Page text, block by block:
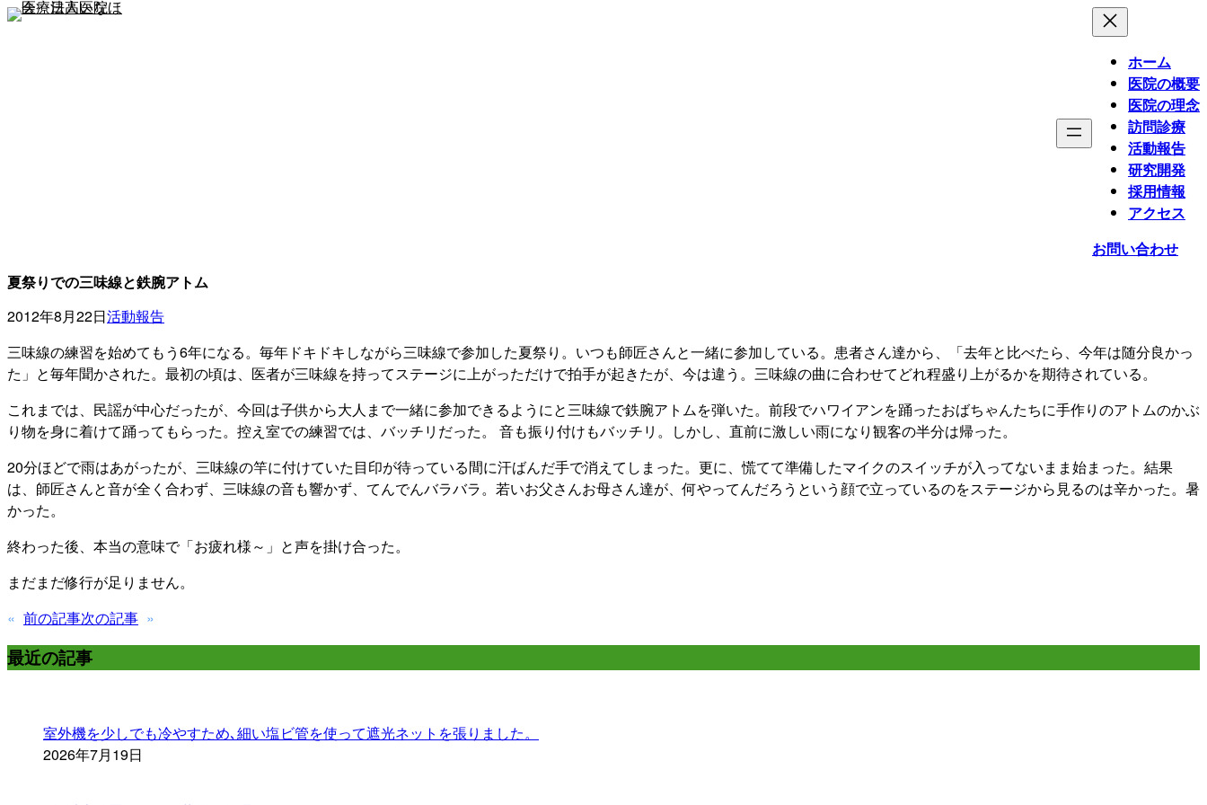
内
ホーム
医院の概要
医院の理念
訪問診療
活動報告
研究開発
採用情報
アクセス
お問い合わせ
夏祭りでの三味線と鉄腕アトム
2012年8月22日活動報告
三味線の練習を始めてもう6年になる。毎年ドキドキしながら三味線で参加した夏祭り。いつも師匠さんと一緒に参加している。患者さん達から、「去年と比べたら、今年は随分良かっ
た」と毎年聞かされた。最初の頃は、医者が三味線を持ってステージに上がっただけで拍手が起きたが、今は違う。三味線の曲に合わせてどれ程盛り上がるかを期待されている。
これまでは、民謡が中心だったが、今回は子供から大人まで一緒に参加できるようにと三味線で鉄腕アトムを弾いた。前段でハワイアンを踊ったおばちゃんたちに手作りのアトムのかぶ
り物を身に着けて踊ってもらった。控え室での練習では、バッチリだった。 音も振り付けもバッチリ。しかし、直前に激しい雨になり観客の半分は帰った。
20分ほどで雨はあがったが、三味線の竿に付けていた目印が待っている間に汗ばんだ手で消えてしまった。更に、慌てて準備したマイクのスイッチが入ってないまま始まった。結果
は、師匠さんと音が全く合わず、三味線の音も響かず、てんでんバラバラ。若いお父さんお母さん達が、何やってんだろうという顔で立っているのをステージから見るのは辛かった。暑
かった。
終わった後、本当の意味で「お疲れ様～」と声を掛け合った。
まだまだ修行が足りません。
« 前の記事次の記事 »
最近の記事
室外機を少しでも冷やすため､細い塩ビ管を使って遮光ネットを張りました。
2026年7月19日